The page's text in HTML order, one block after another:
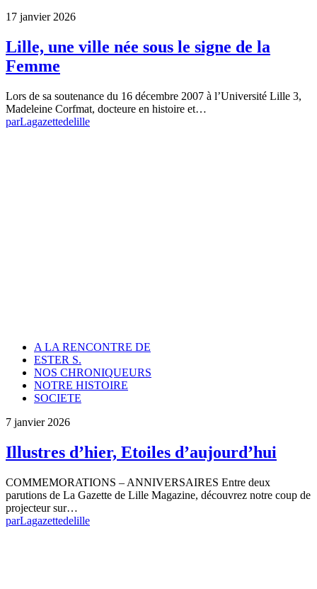
17 janvier 2026
Lille, une ville née sous le signe de la
Femme
Lors de sa soutenance du 16 décembre 2007 à l’Université Lille 3,
Madeleine Corfmat, docteure en histoire et…
parLagazettedelille
A LA RENCONTRE DE
ESTER S.
NOS CHRONIQUEURS
NOTRE HISTOIRE
SOCIETE
7 janvier 2026
Illustres d’hier, Etoiles d’aujourd’hui
COMMEMORATIONS – ANNIVERSAIRES Entre deux
parutions de La Gazette de Lille Magazine, découvrez notre coup de
projecteur sur…
parLagazettedelille